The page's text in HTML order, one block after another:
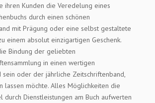
ihren Kunden die Veredelung eines
durch einen schönen
mit Prägung oder eine selbst gestaltete
einem absolut einzigartigen Geschenk.
Bindung der geliebten
in einen wertigen
sein oder der jährliche Zeitschriftenband,
lassen möchte. Alles Möglichkeiten die
durch Dienstleistungen am Buch aufwerten